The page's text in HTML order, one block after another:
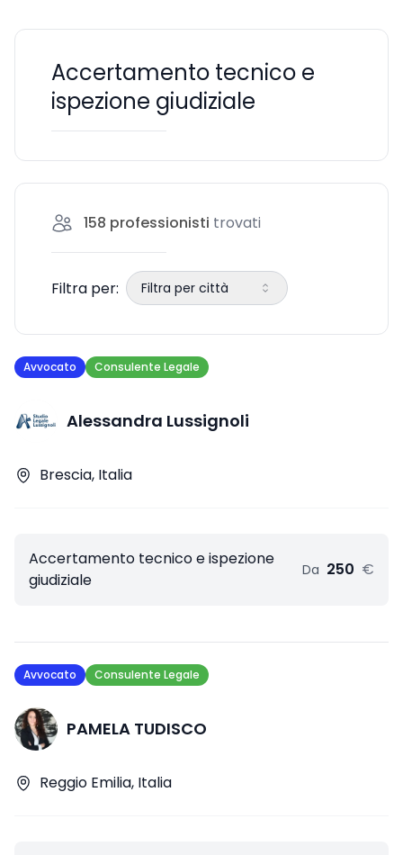
Accertamento tecnico e
ispezione giudiziale
158 professionisti trovati
Filtra per: Filtra per città
Avvocato Consulente Legale
Alessandra Lussignoli
Brescia, Italia
Accertamento tecnico e ispezione
giudiziale
Da 250 €
Avvocato Consulente Legale
PAMELA TUDISCO
Reggio Emilia, Italia